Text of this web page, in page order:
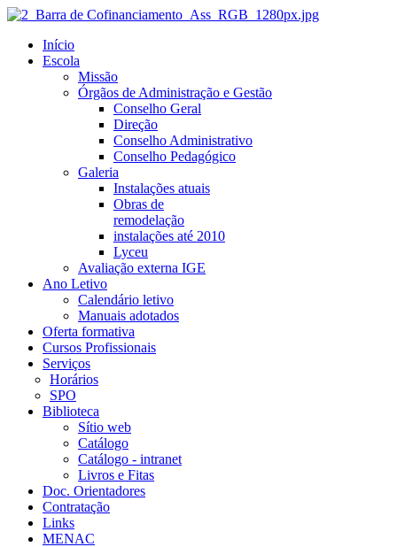
Início
Escola
Missão
Órgãos de Administração e Gestão
Conselho Geral
Direção
Conselho Administrativo
Conselho Pedagógico
Galeria
Instalações atuais
Obras de
remodelação
instalações até 2010
Lyceu
Avaliação externa IGE
Ano Letivo
Calendário letivo
Manuais adotados
Oferta formativa
Cursos Profissionais
Serviços
Horários
SPO
Biblioteca
Sítio web
Catálogo
Catálogo - intranet
Livros e Fitas
Doc. Orientadores
Contratação
Links
MENAC